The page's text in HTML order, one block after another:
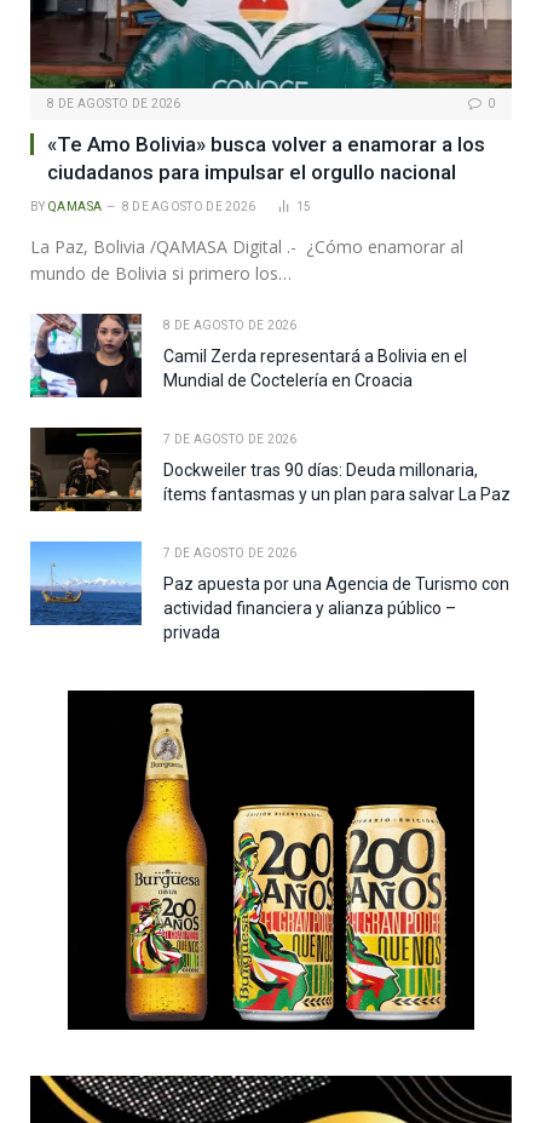
8 DE AGOSTO DE 2026 0
«Te Amo Bolivia» busca volver a enamorar a los
ciudadanos para impulsar el orgullo nacional
BY QAMASA 8 DE AGOSTO DE 2026 15
La Paz, Bolivia /QAMASA Digital .- ¿Cómo enamorar al
mundo de Bolivia si primero los…
8 DE AGOSTO DE 2026
Camil Zerda representará a Bolivia en el
Mundial de Coctelería en Croacia
7 DE AGOSTO DE 2026
Dockweiler tras 90 días: Deuda millonaria,
ítems fantasmas y un plan para salvar La Paz
7 DE AGOSTO DE 2026
Paz apuesta por una Agencia de Turismo con
actividad financiera y alianza público –
privada